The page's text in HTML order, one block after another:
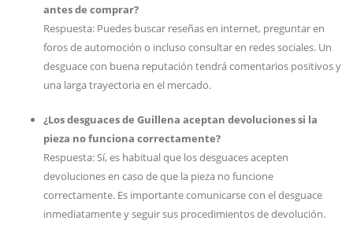
antes de comprar?
Respuesta: Puedes buscar reseñas en internet, preguntar en
foros de automoción o incluso consultar en redes sociales. Un
desguace con buena reputación tendrá comentarios positivos y
una larga trayectoria en el mercado.
¿Los desguaces de Guillena aceptan devoluciones si la
pieza no funciona correctamente?
Respuesta: Sí, es habitual que los desguaces acepten
devoluciones en caso de que la pieza no funcione
correctamente. Es importante comunicarse con el desguace
inmediatamente y seguir sus procedimientos de devolución.